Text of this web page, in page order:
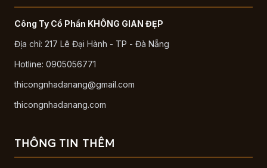
Công Ty Cổ Phần KHÔNG GIAN ĐẸP
Địa chỉ: 217 Lê Đại Hành - TP - Đà Nẵng
Hotline: 0905056771
thicongnhadanang@gmail.com
thicongnhadanang.com
THÔNG TIN THÊM